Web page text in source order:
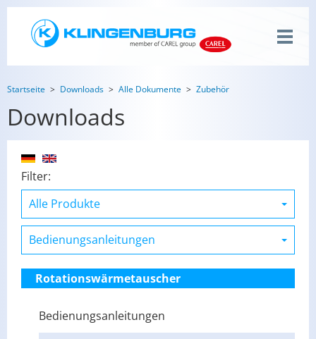
Startseite Downloads Alle Dokumente Zubehör
Downloads
Filter:
Rotationswärmetauscher
Bedienungsanleitungen